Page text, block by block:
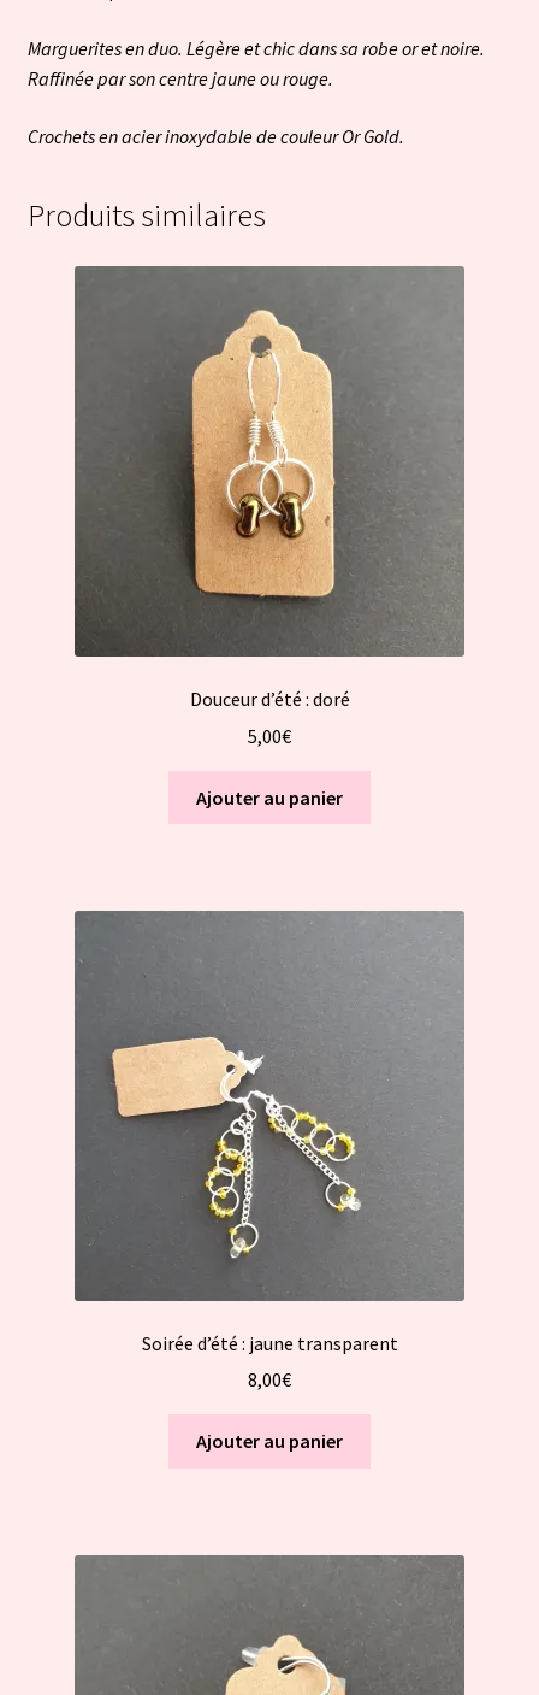
Marguerites en duo. Légère et chic dans sa robe or et noire.
Raffinée par son centre jaune ou rouge.
Crochets en acier inoxydable de couleur Or Gold.
Produits similaires
Douceur d’été : doré
5,00€
Ajouter au panier
Soirée d’été : jaune transparent
8,00€
Ajouter au panier